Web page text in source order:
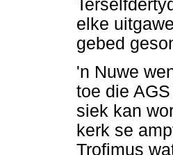
elke
gebed
'n Nuwe
toe die
siek kan
kerk se
Trofimus